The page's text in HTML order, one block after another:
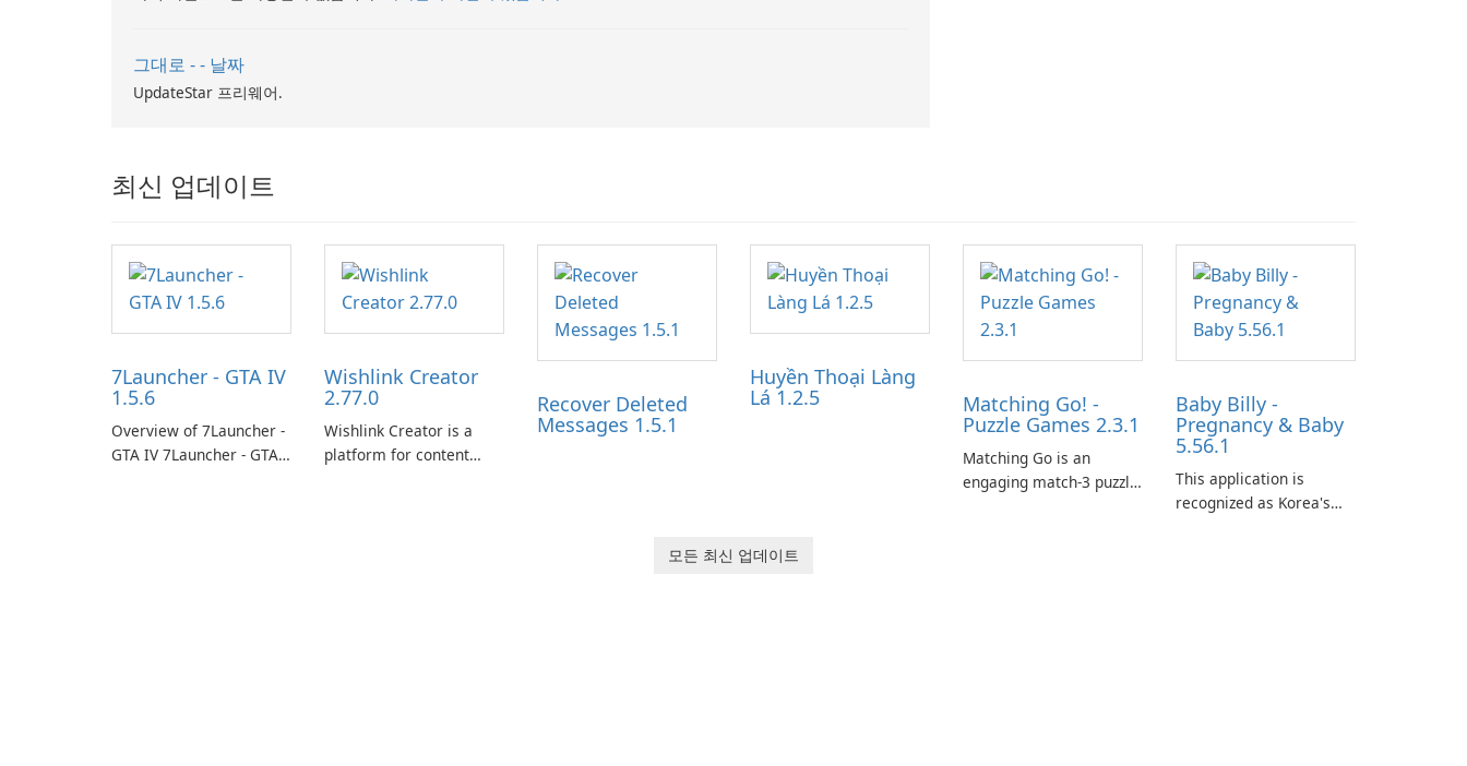
그대로 - - 날짜
UpdateStar 프리웨어.
최신 업데이트
7Launcher - GTA IV
1.5.6
Overview of 7Launcher -
GTA IV 7Launcher - GTA
Wishlink Creator
2.77.0
Wishlink Creator is a
platform for content
Recover Deleted
Messages 1.5.1
Huyền Thoại Làng
Lá 1.2.5 Matching Go! -
Puzzle Games 2.3.1
Matching Go is an
engaging match-3 puzzle
Baby Billy -
Pregnancy & Baby
5.56.1
This application is
recognized as Korea's
모든 최신 업데이트